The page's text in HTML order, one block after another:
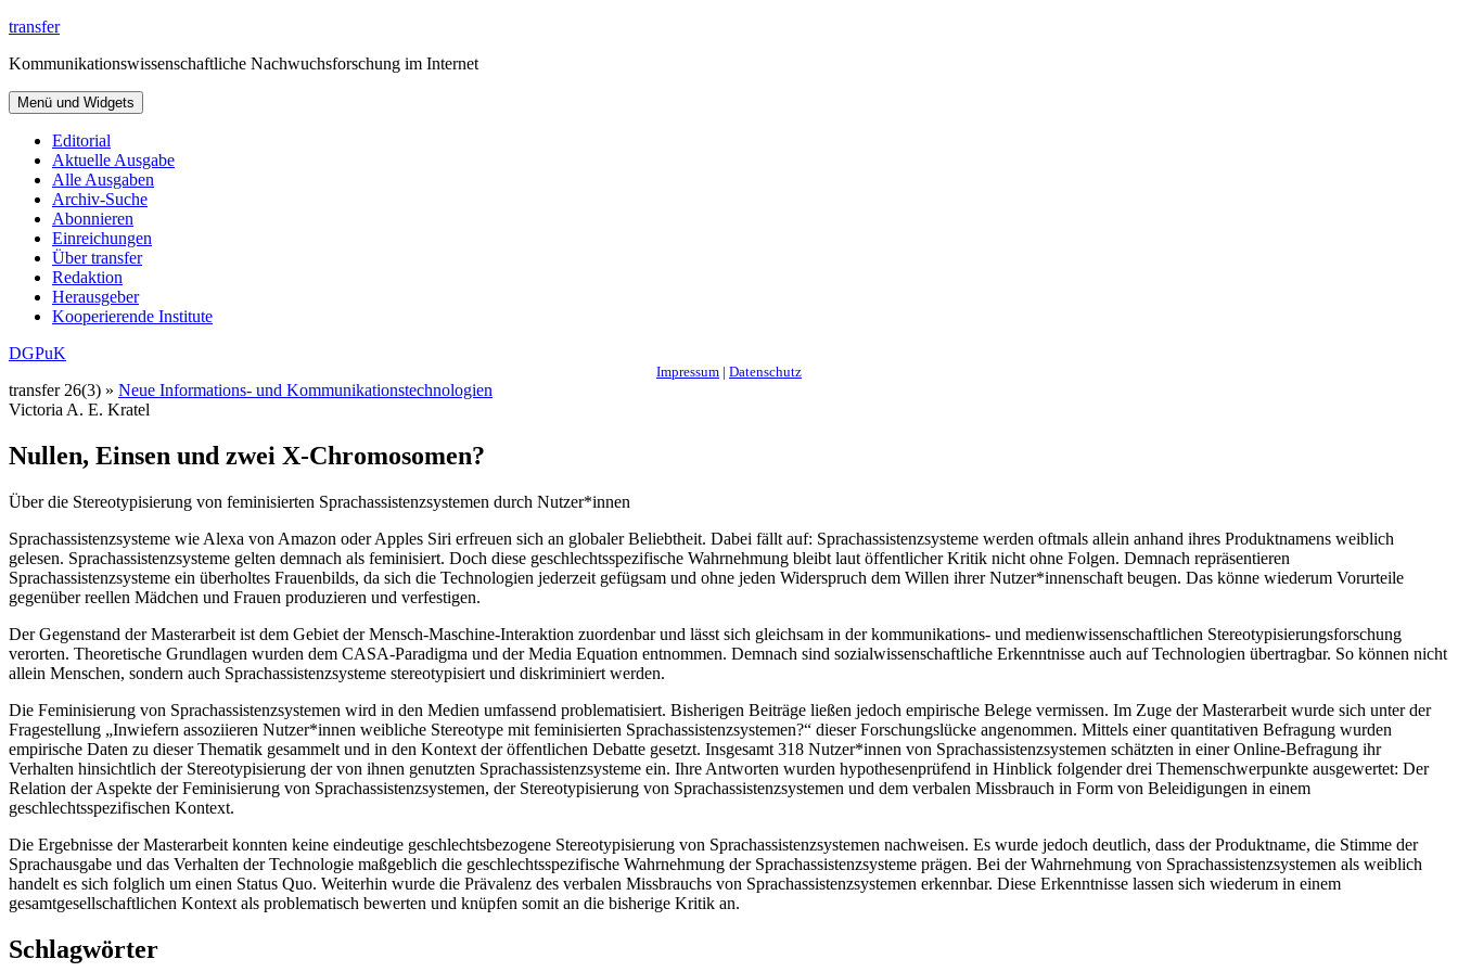
Zum
springen
transfer
Kommunikationswissenschaftliche Nachwuchsforschung im Internet
Menü und Widgets
Editorial
Aktuelle Ausgabe
Alle Ausgaben
Archiv-Suche
Abonnieren
Einreichungen
Über transfer
Redaktion
Herausgeber
Kooperierende Institute
DGPuK
Impressum | Datenschutz
transfer 26(3) » Neue Informations- und Kommunikationstechnologien
Victoria A. E. Kratel
Nullen, Einsen und zwei X-Chromosomen?
Über die Stereotypisierung von feminisierten Sprachassistenzsystemen durch Nutzer*innen
Sprachassistenzsysteme wie Alexa von Amazon oder Apples Siri erfreuen sich an globaler Beliebtheit. Dabei fällt auf: Sprachassistenzsysteme werden oftmals allein anhand ihres Produktnamens weiblich
gelesen. Sprachassistenzsysteme gelten demnach als feminisiert. Doch diese geschlechtsspezifische Wahrnehmung bleibt laut öffentlicher Kritik nicht ohne Folgen. Demnach repräsentieren
Sprachassistenzsysteme ein überholtes Frauenbilds, da sich die Technologien jederzeit gefügsam und ohne jeden Widerspruch dem Willen ihrer Nutzer*innenschaft beugen. Das könne wiederum Vorurteile
gegenüber reellen Mädchen und Frauen produzieren und verfestigen.
Der Gegenstand der Masterarbeit ist dem Gebiet der Mensch-Maschine-Interaktion zuordenbar und lässt sich gleichsam in der kommunikations- und medienwissenschaftlichen Stereotypisierungsforschung
verorten. Theoretische Grundlagen wurden dem CASA-Paradigma und der Media Equation entnommen. Demnach sind sozialwissenschaftliche Erkenntnisse auch auf Technologien übertragbar. So können nicht
allein Menschen, sondern auch Sprachassistenzsysteme stereotypisiert und diskriminiert werden.
Die Feminisierung von Sprachassistenzsystemen wird in den Medien umfassend problematisiert. Bisherigen Beiträge ließen jedoch empirische Belege vermissen. Im Zuge der Masterarbeit wurde sich unter der
Fragestellung „Inwiefern assoziieren Nutzer*innen weibliche Stereotype mit feminisierten Sprachassistenzsystemen?“ dieser Forschungslücke angenommen. Mittels einer quantitativen Befragung wurden
empirische Daten zu dieser Thematik gesammelt und in den Kontext der öffentlichen Debatte gesetzt. Insgesamt 318 Nutzer*innen von Sprachassistenzsystemen schätzten in einer Online-Befragung ihr
Verhalten hinsichtlich der Stereotypisierung der von ihnen genutzten Sprachassistenzsysteme ein. Ihre Antworten wurden hypothesenprüfend in Hinblick folgender drei Themenschwerpunkte ausgewertet: Der
Relation der Aspekte der Feminisierung von Sprachassistenzsystemen, der Stereotypisierung von Sprachassistenzsystemen und dem verbalen Missbrauch in Form von Beleidigungen in einem
geschlechtsspezifischen Kontext.
Die Ergebnisse der Masterarbeit konnten keine eindeutige geschlechtsbezogene Stereotypisierung von Sprachassistenzsystemen nachweisen. Es wurde jedoch deutlich, dass der Produktname, die Stimme der
Sprachausgabe und das Verhalten der Technologie maßgeblich die geschlechtsspezifische Wahrnehmung der Sprachassistenzsysteme prägen. Bei der Wahrnehmung von Sprachassistenzsystemen als weiblich
handelt es sich folglich um einen Status Quo. Weiterhin wurde die Prävalenz des verbalen Missbrauchs von Sprachassistenzsystemen erkennbar. Diese Erkenntnisse lassen sich wiederum in einem
gesamtgesellschaftlichen Kontext als problematisch bewerten und knüpfen somit an die bisherige Kritik an.
Schlagwörter